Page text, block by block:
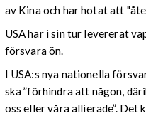
av Kina och har hotat att
USA har i sin tur levererat
försvara ön.
I USA:s nya nationella
ska ”förhindra att någon,
oss eller våra allierade”. Det